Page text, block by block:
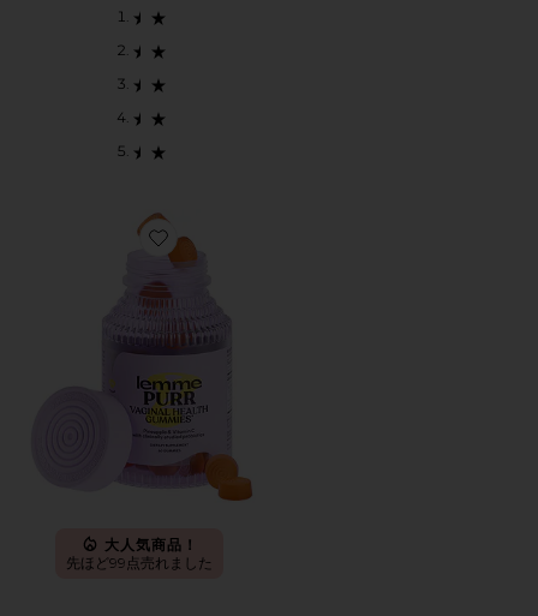
Favorite PURR ビタミングミ
大人気商品！
先ほど99点売れました